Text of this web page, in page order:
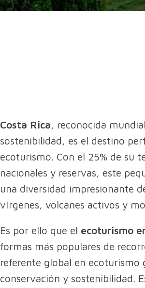
Costa Rica , reconocida
sostenibilidad, es el destino
ecoturismo. Con el 25% de su
nacionales y reservas, este
una diversidad impresionante
vírgenes, volcanes activos y
Es por ello que el ecoturismo
formas más populares de
referente global en ecoturismo
conservación y sostenibilidad.